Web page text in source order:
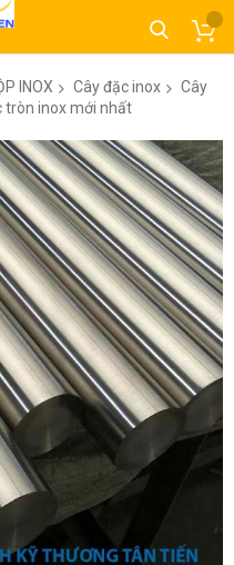
INOX Cây đặc inox
Cây
tròn inox mới nhất